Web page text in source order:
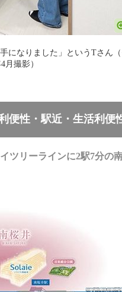
になりました」というTさん
月撮影）
便性・駅近・生活利
ツリーラインに2駅7分の